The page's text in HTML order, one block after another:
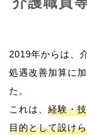
2019年からは、
処遇改善加算に
た。
これは、 経験・
目的として設け